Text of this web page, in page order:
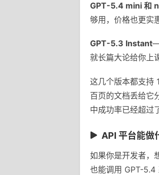
GPT-5.4 mini 和
够用，价格也更实
GPT-5.3 Instant
就长篇大论给你上
这几个版本都支持
百页的文档丢给它
中成功率已经超过
API 平台能做
如果你是开发者，
也能调用 GPT-5.4